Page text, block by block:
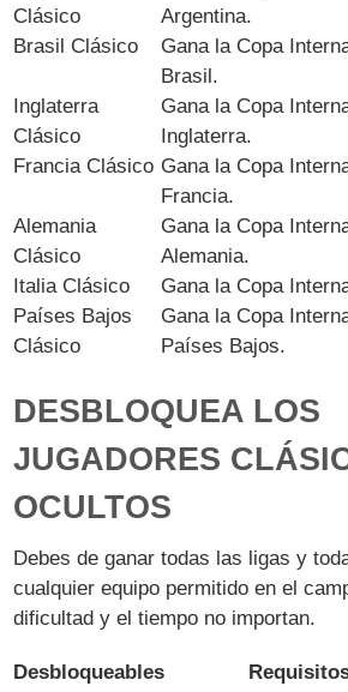
Clásico
Argentina.
Brasil Clásico
Gana la Copa
Brasil.
Inglaterra
Clásico
Gana la Copa
Inglaterra.
Francia Clásico Gana la Copa
Francia.
Alemania
Clásico
Gana la Copa
Alemania.
Italia Clásico
Gana la Copa
Países Bajos
Clásico
Gana la Copa
Países Bajos.
DESBLOQUEA LOS
JUGADORES
OCULTOS
Debes de ganar todas las ligas y
cualquier equipo permitido en el
dificultad y el tiempo no importan.
Desbloqueables